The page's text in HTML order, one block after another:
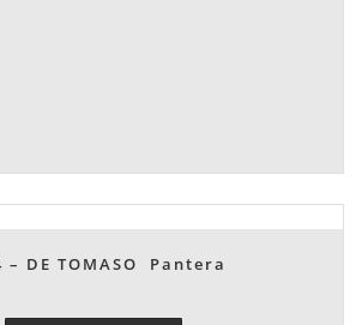
– DE TOMASO Pantera